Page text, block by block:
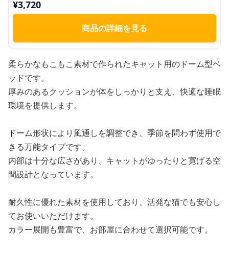
¥3,720
商品の詳細を見る
柔らかなもこもこ素材で作られたキャット用のドーム型ベ
ッドです。
厚みのあるクッションが体をしっかりと支え、快適な睡眠
環境を提供します。
ドーム形状により風通しを調整でき、季節を問わず使用で
きる万能タイプです。
内部は十分な広さがあり、キャットがゆったりと寛げる空
間設計となっています。
耐久性に優れた素材を使用しており、活発な猫でも安心し
てお使いいただけます。
カラー展開も豊富で、お部屋に合わせて選択可能です。